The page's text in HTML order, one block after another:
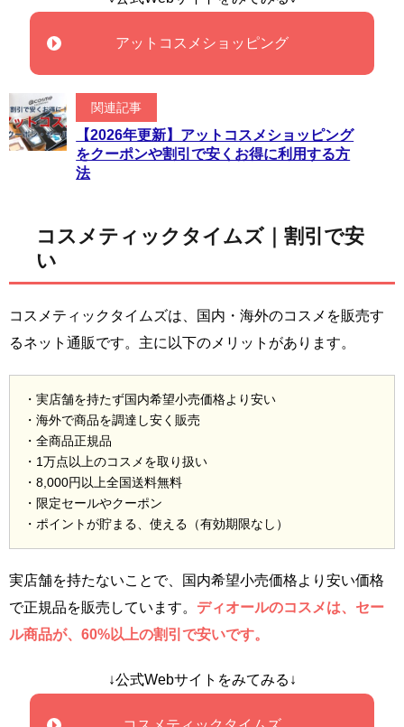
アットコスメショッピング
関連記事
【2026年更新】アットコスメショッピング
をクーポンや割引で安くお得に利用する方
法
コスメティックタイムズ｜割引で安
い
コスメティックタイムズは、国内・海外のコスメを販売す
るネット通販です。主に以下のメリットがあります。
・実店舗を持たず国内希望小売価格より安い
・海外で商品を調達し安く販売
・全商品正規品
・1万点以上のコスメを取り扱い
・8,000円以上全国送料無料
・限定セールやクーポン
・ポイントが貯まる、使える（有効期限なし）
実店舗を持たないことで、国内希望小売価格より安い価格
で正規品を販売しています。 ディオールのコスメは、セー
ル商品が、60%以上の割引で安いです。
↓公式Webサイトをみてみる↓